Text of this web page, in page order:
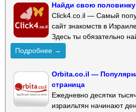
Найди свою
Click4.co.il — Самый
сайт знакомств в
Здесь ты обязательно
Подробнее →
Orbita.co.il —
страница
Ежедневно десятки
израильтян начинают